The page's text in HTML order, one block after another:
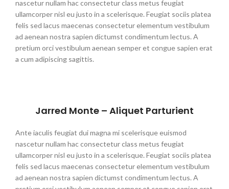
nascetur nullam hac consectetur class metus feugiat
ullamcorper nisl eu justo in a scelerisque. Feugiat sociis platea
felis sed lacus maecenas consectetur elementum vestibulum
ad aenean nostra sapien dictumst condimentum lectus. A
pretium orci vestibulum aenean semper et congue sapien erat
a cum adipiscing sagittis.
Jarred Monte – Aliquet Parturient
Ante iaculis feugiat dui magna mi scelerisque euismod
nascetur nullam hac consectetur class metus feugiat
ullamcorper nisl eu justo in a scelerisque. Feugiat sociis platea
felis sed lacus maecenas consectetur elementum vestibulum
ad aenean nostra sapien dictumst condimentum lectus. A